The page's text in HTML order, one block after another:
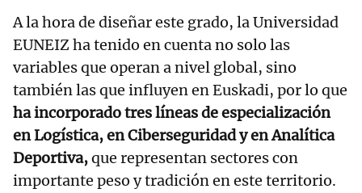
A la hora de diseñar este grado, la Universidad
EUNEIZ ha tenido en cuenta no solo las
variables que operan a nivel global, sino
también las que influyen en Euskadi, por lo que
ha incorporado tres líneas de especialización
en Logística, en Ciberseguridad y en Analítica
Deportiva,que representan sectores con
importante peso y tradición en este territorio.